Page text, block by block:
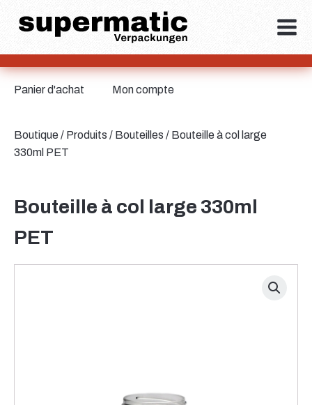
Boutique/ Produits / Bouteilles / Bouteille à col large
330ml PET
Panier d'achat Mon compte
Bouteille à col large 330ml
PET